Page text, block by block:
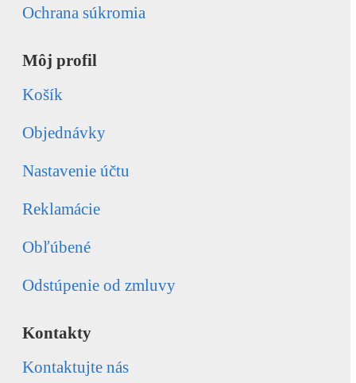
Ochrana súkromia
Môj profil
Košík
Objednávky
Nastavenie účtu
Reklamácie
Obľúbené
Odstúpenie od zmluvy
Kontakty
Kontaktujte nás